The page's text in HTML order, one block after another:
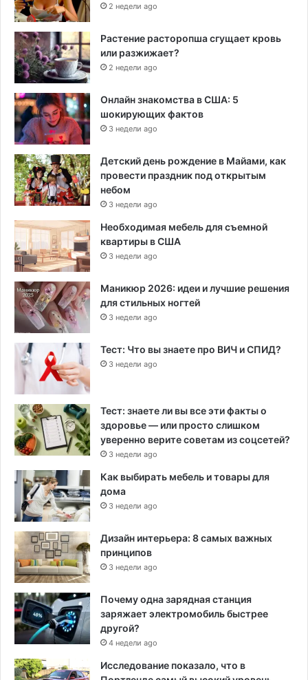
2 недели ago
Растение расторопша сгущает кровь
или разжижает?
2 недели ago
Онлайн знакомства в США: 5
шокирующих фактов
3 недели ago
Детский день рождение в Майами, как
провести праздник под открытым
небом
3 недели ago
Необходимая мебель для съемной
квартиры в США
3 недели ago
Маникюр 2026: идеи и лучшие решения
для стильных ногтей
3 недели ago
Тест: Что вы знаете про ВИЧ и СПИД?
3 недели ago
Тест: знаете ли вы все эти факты о
здоровье — или просто слишком
уверенно верите советам из соцсетей?
3 недели ago
Как выбирать мебель и товары для
дома
3 недели ago
Дизайн интерьера: 8 самых важных
принципов
3 недели ago
Почему одна зарядная станция
заряжает электромобиль быстрее
другой?
4 недели ago
Исследование показало, что в